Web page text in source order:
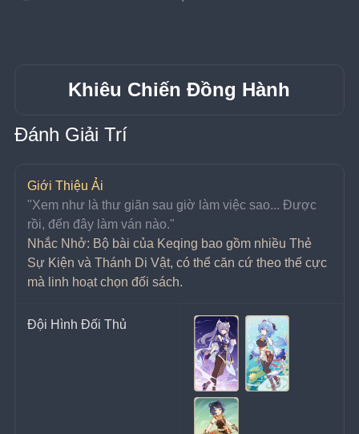
Khiêu Chiến Đồng Hành
Đánh Giải Trí
Giới Thiệu Ải
"Xem như là thư giãn sau giờ làm việc sao... Được
rồi, đến đây làm ván nào."
Nhắc Nhở: Bộ bài của Keqing bao gồm nhiều Thẻ
Sự Kiện và Thánh Di Vật, có thể căn cứ theo thế cực
mà linh hoạt chọn đối sách.
Đội Hình Đối Thủ